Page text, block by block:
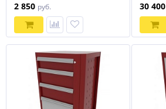
2 850 руб. 30 400